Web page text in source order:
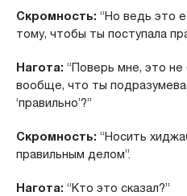
Скромность: “Но ведь это
тому, чтобы ты поступала
Нагота: “Поверь мне, это
вообще, что ты
‘правильно’?”
Скромность: “Носить
правильным делом”.
Нагота: “Кто это сказал?”